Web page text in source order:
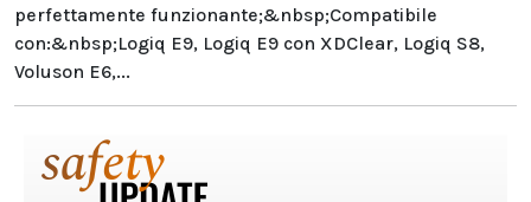
perfettamente funzionante;&nbsp;Compatibile
con:&nbsp;Logiq E9, Logiq E9 con XDClear, Logiq S8,
Voluson E6,...